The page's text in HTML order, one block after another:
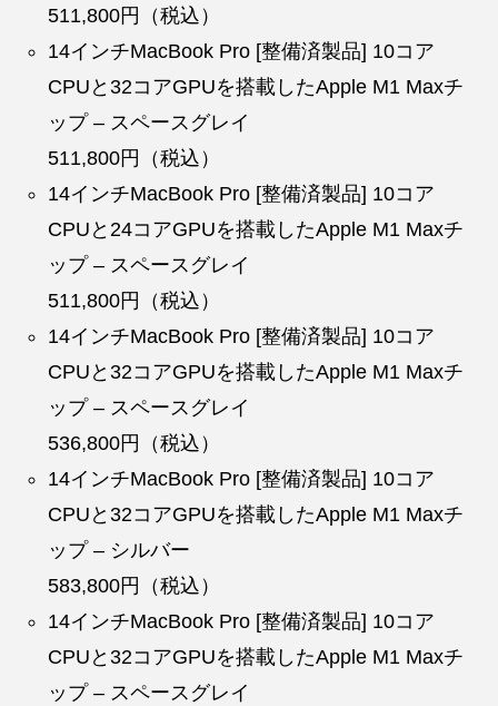
511,800円（税込）
14インチMacBook Pro [整備済製品] 10コア
CPUと32コアGPUを搭載したApple M1 Maxチ
ップ – スペースグレイ
511,800円（税込）
14インチMacBook Pro [整備済製品] 10コア
CPUと24コアGPUを搭載したApple M1 Maxチ
ップ – スペースグレイ
511,800円（税込）
14インチMacBook Pro [整備済製品] 10コア
CPUと32コアGPUを搭載したApple M1 Maxチ
ップ – スペースグレイ
536,800円（税込）
14インチMacBook Pro [整備済製品] 10コア
CPUと32コアGPUを搭載したApple M1 Maxチ
ップ – シルバー
583,800円（税込）
14インチMacBook Pro [整備済製品] 10コア
CPUと32コアGPUを搭載したApple M1 Maxチ
ップ – スペースグレイ